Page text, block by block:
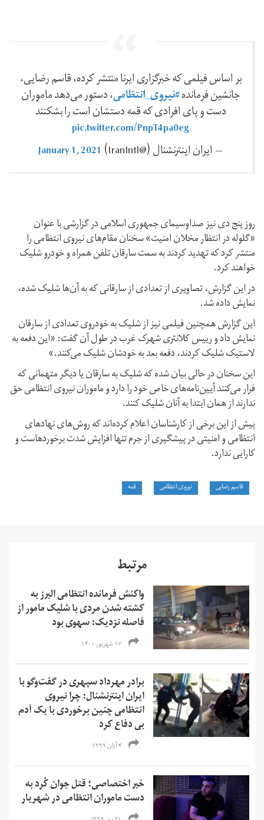
بر اساس فیلمی که خبرگزاری ایرنا منتشر کرده، قاسم رضایی،
جانشین فرمانده#نیروی_انتظامی، دستور می‌دهد ماموران
دست و پای افرادی که قمه دستشان است را بشکنند
pic.twitter.com/PnpT4pa0eg
— ايران اينترنشنال (@IranIntl) January 1, 2021
روز پنج دی نیز صداوسیمای جمهوری اسلامی در گزارشی با عنوان
«گلوله در انتظار مخلان امنیت» سخنان مقام‌های نیروی انتظامی را
منتشر کرد که تهدید کردند به سمت سارقان تلفن همراه و خودرو شلیک
خواهند کرد.
در این گزارش، تصاویری از تعدادی از سارقانی که به آن‌ها شلیک شده،
نمایش داده شد.
این گزارش همچنین فیلمی نیز از شلیک به خودروی تعدادی از سارقان
نمایش داد و رییس کلانتری شهرک غرب در طول آن گفت: «این دفعه به
لاستیک شلیک کردند، دفعه بعد به خودشان شلیک می‌کنند.»
این سخنان در حالی بیان شده که شلیک به سارقان یا دیگر متهمانی که
فرار می‌کنند آیین‌نامه‌های خاص خود را دارد و ماموران نیروی انتظامی حق
ندارند از همان ابتدا به آنان شلیک کنند.
پیش از این برخی از کارشناسان اعلام کرده‌اند که روش‌های نهادهای
انتظامی و امنیتی در پیشگیری از جرم تنها افزایش شدت برخوردهاست و
کارایی ندارد.
قاسم رضایی نیروی انتظامی قمه
مرتبط
واکنش فرمانده انتظامی البرز به
کشته شدن مردی با شلیک مامور از
فاصله نزدیک: سهوی بود
۱۷ شهریور ۱۴۰۰
برادر مهرداد سپهری در گفت‌وگو با
ایران اینترنشنال: چرا نیروی
انتظامی چنین برخوردی با یک آدم
بی دفاع کرد
۴ آبان ۱۳۹۹
خبر اختصاصی؛ قتل جوان کُرد به
دست ماموران انتظامی در شهریار